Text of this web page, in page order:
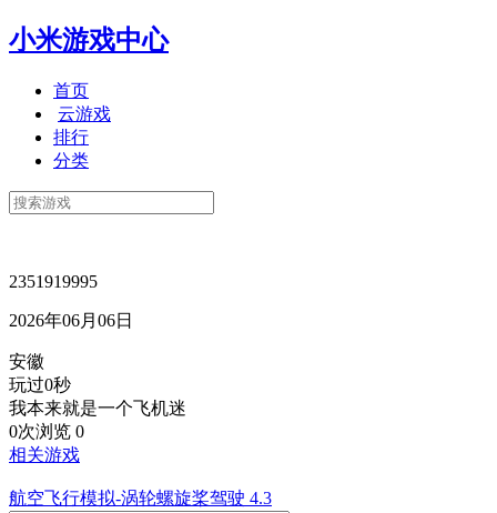
小米游戏中心
首页
云游戏
排行
分类
2351919995
2026年06月06日
安徽
玩过0秒
我本来就是一个飞机迷
0次浏览 0
相关游戏
航空飞行模拟-涡轮螺旋桨驾驶 4.3